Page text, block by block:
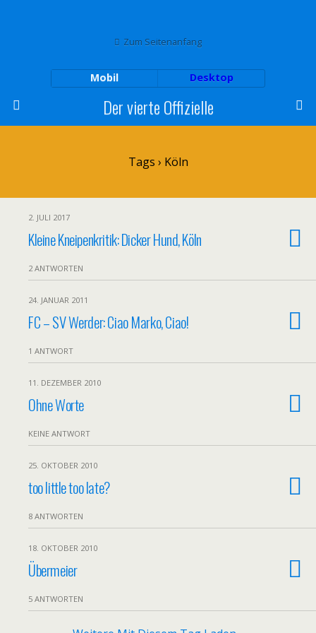
Zum Seitenanfang
Mobil Desktop
Der vierte Offizielle
Tags › Köln
2. JULI 2017
Kleine Kneipenkritik: Dicker Hund, Köln
2 ANTWORTEN
24. JANUAR 2011
FC – SV Werder: Ciao Marko, Ciao!
1 ANTWORT
11. DEZEMBER 2010
Ohne Worte
KEINE ANTWORT
25. OKTOBER 2010
too little too late?
8 ANTWORTEN
18. OKTOBER 2010
Übermeier
5 ANTWORTEN